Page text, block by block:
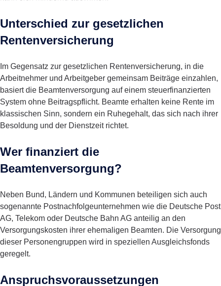
Unterschied zur gesetzlichen
Rentenversicherung
Im Gegensatz zur gesetzlichen Rentenversicherung, in die
Arbeitnehmer und Arbeitgeber gemeinsam Beiträge einzahlen,
basiert die Beamtenversorgung auf einem steuerfinanzierten
System ohne Beitragspflicht. Beamte erhalten keine Rente im
klassischen Sinn, sondern ein Ruhegehalt, das sich nach ihrer
Besoldung und der Dienstzeit richtet.
Wer finanziert die
Beamtenversorgung?
Neben Bund, Ländern und Kommunen beteiligen sich auch
sogenannte Postnachfolgeunternehmen wie die Deutsche Post
AG, Telekom oder Deutsche Bahn AG anteilig an den
Versorgungskosten ihrer ehemaligen Beamten. Die Versorgung
dieser Personengruppen wird in speziellen Ausgleichsfonds
geregelt.
Anspruchsvoraussetzungen